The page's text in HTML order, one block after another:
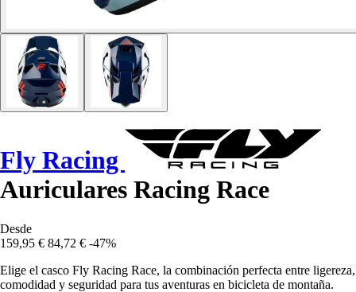
Fly Racing
Auriculares Racing Race
Desde
159,95 € 84,72 € -47%
Elige el casco Fly Racing Race, la combinación perfecta entre ligereza,
comodidad y seguridad para tus aventuras en bicicleta de montaña.